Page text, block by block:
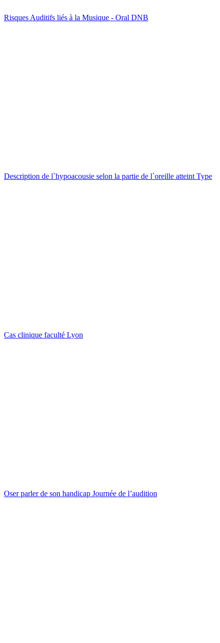
Risques Auditifs liés à la Musique - Oral DNB
Description de l`hypoacousie selon la partie de l`oreille atteint Type
Cas clinique faculté Lyon
Oser parler de son handicap Journée de l’audition